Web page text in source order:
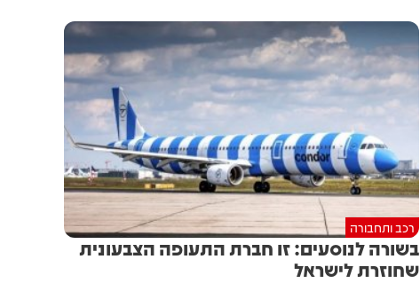
רכב ותחבורה
בשורה לנוסעים: זו חברת התעופה הצבעונית
שחוזרת לישראל